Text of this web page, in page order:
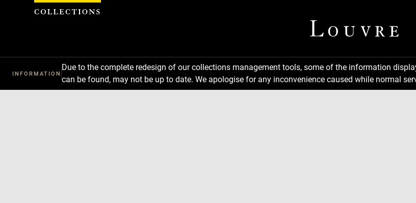
INFORMATION
Due to the complete redesign of our collections management tools, some of the information
can be found, may not be up to date. We apologise for any inconvenience caused while normal
Cookies management panel